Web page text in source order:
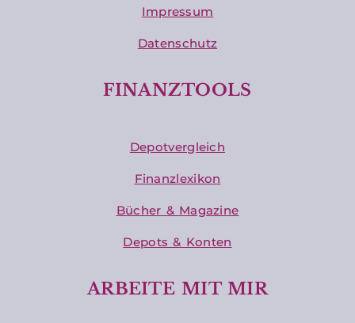
Impressum
Datenschutz
FINANZTOOLS
Depotvergleich
Finanzlexikon
Bücher & Magazine
Depots & Konten
ARBEITE MIT MIR